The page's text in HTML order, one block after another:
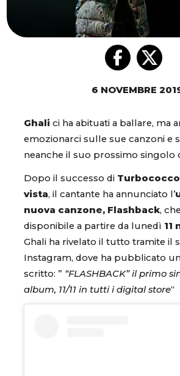
6 NOVEMBRE
Ghali ci ha abituati a ballare, ma
emozionarci sulle sue canzoni e
neanche il suo prossimo singolo
Dopo il successo di
vista, il cantante ha annunciato l’
nuova canzone, Flashback,
disponibile a partire da lunedì 11
Ghali ha rivelato il tutto tramite il
Instagram, dove ha pubblicato
scritto: ” “FLASHBACK” il primo
album, 11/11 in tutti i digital store“